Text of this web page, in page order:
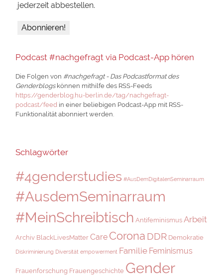
jederzeit abbestellen.
Podcast #nachgefragt via Podcast-App hören
Die Folgen von #nachgefragt - Das Podcastformat des
Genderblogskönnen mithilfe des RSS-Feeds
https://genderblog.hu-berlin.de/tag/nachgefragt-
podcast/feed in einer beliebigen Podcast-App mit RSS-
Funktionalität abonniert werden.
Schlagwörter
#4genderstudies #AusDemDigitalenSeminarraum
#AusdemSeminarraum
#MeinSchreibtisch Antifeminismus Arbeit
Archiv BlackLivesMatter Care Corona DDR Demokratie
Diskriminierung Diversität empowerment Familie Feminismus
Frauenforschung Frauengeschichte Gender